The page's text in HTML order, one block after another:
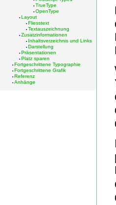
TrueType
OpenType
Layout
Fliesstext
Textauszeichnung
Zusatzinformationen
Inhaltsverzeichnis und Links
Darstellung
Präsentationen
Platz sparen
Fortgeschrittene Typographie
Fortgeschrittene Grafik
Referenz
Anhänge